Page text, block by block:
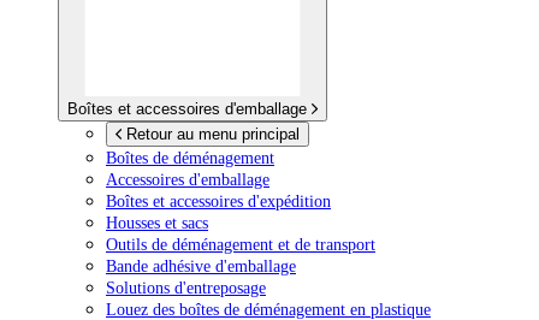
Boîtes et accessoires d'emballage
Retour au menu principal
Boîtes de déménagement
Accessoires d'emballage
Boîtes et accessoires d'expédition
Housses et sacs
Outils de déménagement et de transport
Bande adhésive d'emballage
Solutions d'entreposage
Louez des boîtes de déménagement en plastique